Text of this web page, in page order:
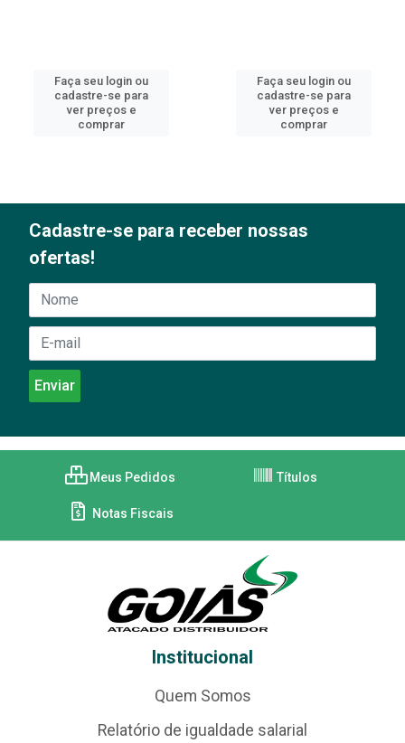
Faça seu login ou
cadastre-se para
ver preços e
comprar
Faça seu login ou
cadastre-se para
ver preços e
comprar
Cadastre-se para receber nossas
ofertas!
Meus Pedidos Títulos
Notas Fiscais
Institucional
Quem Somos
Relatório de igualdade salarial